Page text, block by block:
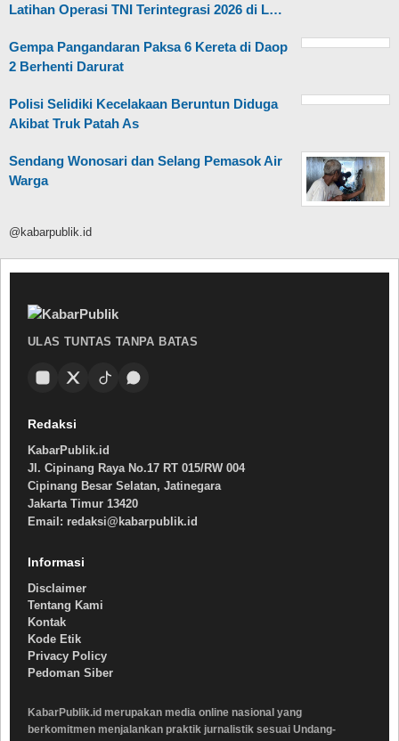
Latihan Operasi TNI Terintegrasi 2026 di L…
Gempa Pangandaran Paksa 6 Kereta di Daop
2 Berhenti Darurat
Polisi Selidiki Kecelakaan Beruntun Diduga
Akibat Truk Patah As
Sendang Wonosari dan Selang Pemasok Air
Warga
@kabarpublik.id
ULAS TUNTAS TANPA BATAS
Redaksi
KabarPublik.id
Jl. Cipinang Raya No.17 RT 015/RW 004
Cipinang Besar Selatan, Jatinegara
Jakarta Timur 13420
Email: redaksi@kabarpublik.id
Informasi
Disclaimer
Tentang Kami
Kontak
Kode Etik
Privacy Policy
Pedoman Siber
KabarPublik.id merupakan media online nasional yang
berkomitmen menjalankan praktik jurnalistik sesuai Undang-